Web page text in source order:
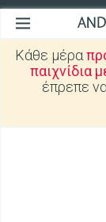
Κάθε μέρα
παιχνίδια
έπρεπε